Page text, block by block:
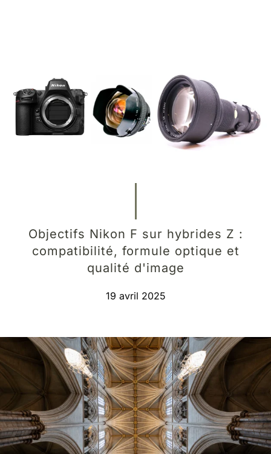
Objectifs Nikon F sur hybrides Z :
compatibilité, formule optique et
qualité d'image
19 avril 2025